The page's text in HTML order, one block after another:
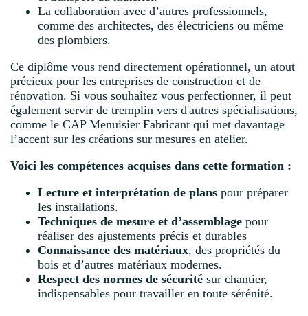
La collaboration avec d’autres professionnels,
comme des architectes, des électriciens ou même
des plombiers.
Ce diplôme vous rend directement opérationnel, un atout
précieux pour les entreprises de construction et de
rénovation. Si vous souhaitez vous perfectionner, il peut
également servir de tremplin vers d'autres spécialisations,
comme le CAP Menuisier Fabricant qui met davantage
l’accent sur les créations sur mesures en atelier.
Voici les compétences acquises dans cette formation :
Lecture et interprétation de plans pour préparer
les installations.
Techniques de mesure et d’assemblage pour
réaliser des ajustements précis et durables
Connaissance des matériaux, des propriétés du
bois et d’autres matériaux modernes.
Respect des normes de sécurité sur chantier,
indispensables pour travailler en toute sérénité.